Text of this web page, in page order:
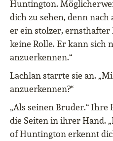
Huntington.
dich zu sehen, denn
er ein stolzer, ernsthafter
keine Rolle. Er kann sich
anzuerkennen.“
Lachlan starrte sie an.
anzuerkennen?“
„Als seinen Bruder.“ Ihre
die Seiten in ihrer Hand.
of Huntington erkennt